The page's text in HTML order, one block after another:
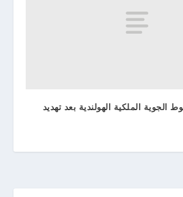
الجوية الملكية الهولندية بعد تهديد